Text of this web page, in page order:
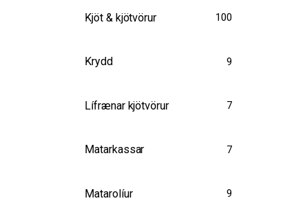
Kjöt & kjötvörur 100
Krydd 9
Lífrænar kjötvörur 7
Matarkassar 7
Matarolíur 9